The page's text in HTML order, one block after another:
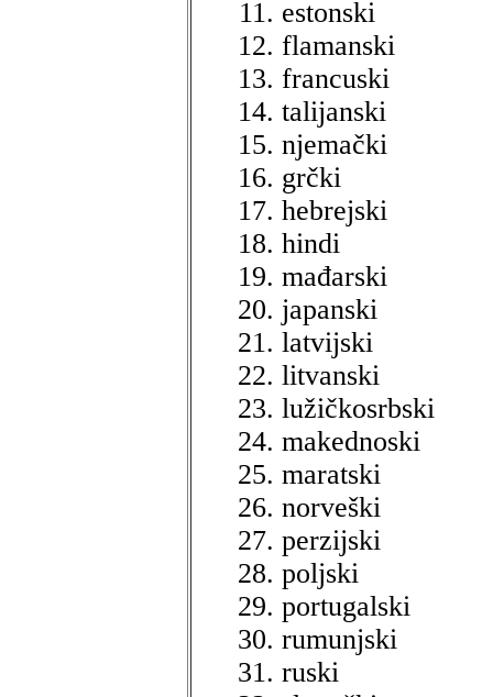
estonski
flamanski
francuski
talijanski
njemački
grčki
hebrejski
hindi
mađarski
japanski
latvijski
litvanski
lužičkosrbski
makednoski
maratski
norveški
perzijski
poljski
portugalski
rumunjski
ruski